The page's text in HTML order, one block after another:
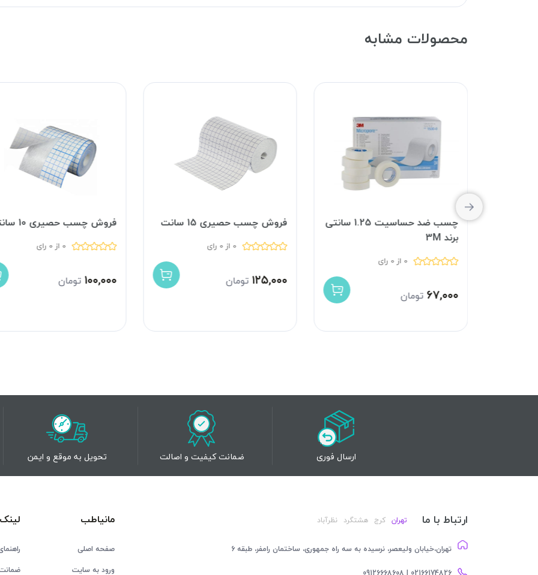
محصولات مشابه
چسب ضد حساسیت 1.25 سانتی
برند 3M
0 از 0 رای
۶۷,۰۰۰ تومان
فروش چسب حصیری 15 سانت
0 از 0 رای
۱۲۵,۰۰۰ تومان
فروش چسب حصیری 10 سانتی
0 از 0 رای
۱۰۰,۰۰۰ تومان
ارسال فوری ضمانت کیفیت و اصالت تحویل به موقع و ایمن
ارتباط با ما تهران کرج هشتگرد نظرآباد
تهران،خیابان ولیعصر، نرسیده به سه راه جمهوری، ساختمان رامفر، طبقه 6
مانیاطب
صفحه اصلی
ورود به سایت